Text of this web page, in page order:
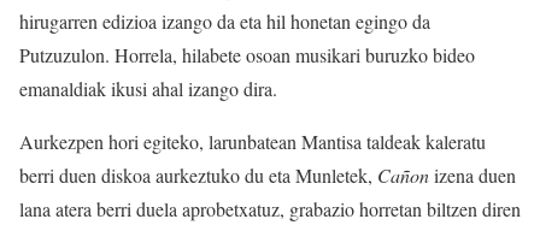
hirugarren edizioa izango da eta hil honetan egingo da
Putzuzulon. Horrela, hilabete osoan musikari buruzko bideo
emanaldiak ikusi ahal izango dira.
Aurkezpen hori egiteko, larunbatean Mantisa taldeak kaleratu
berri duen diskoa aurkeztuko du eta Munletek, Cañonizena duen
lana atera berri duela aprobetxatuz, grabazio horretan biltzen diren